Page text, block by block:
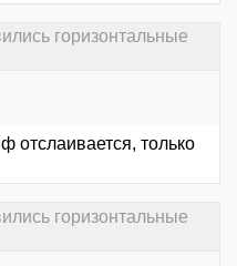
горизонтальные
отслаивается, только
горизонтальные